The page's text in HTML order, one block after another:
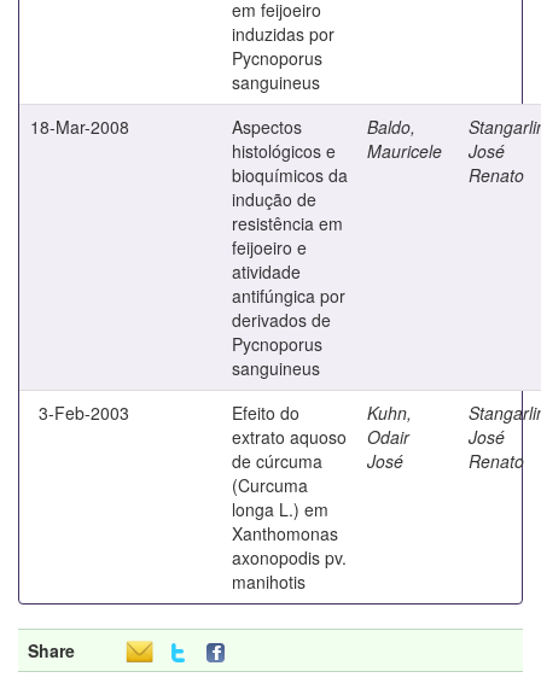
em feijoeiro
induzidas por
Pycnoporus
sanguineus
18-Mar-2008
Aspectos
histológicos e
bioquímicos da
indução de
resistência em
feijoeiro e
atividade
antifúngica por
derivados de
Pycnoporus
sanguineus
Baldo,
Mauricele
José
Renato
3-Feb-2003
Efeito do
extrato aquoso
de cúrcuma
(Curcuma
longa L.) em
Xanthomonas
axonopodis pv.
manihotis
Kuhn,
Odair
José
José
Renato
Share